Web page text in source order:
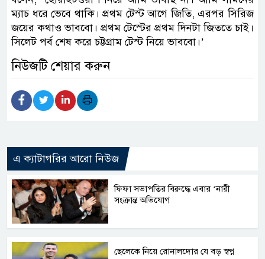
ম্যাচ ধরে ভেবে থাকি। প্রথম টেস্ট আগে জিতি, এরপর সিরিজ
জয়ের কথাও ভাববো। প্রথম টেস্টের প্রথম দিনটা জিততে চাই।
সিলেট পর্ব শেষ করে চট্টগ্রাম টেস্ট নিয়ে ভাববো।’
নিউজটি শেয়ার করুন
এ ক্যাটাগরির আরো নিউজ
ফিফা সভাপতির বিরুদ্ধে এবার ‘নারী
সংক্রান্ত অভিযোগ
ছেলেকে নিয়ে রোনালদোর যে বড় স্বপ্ন